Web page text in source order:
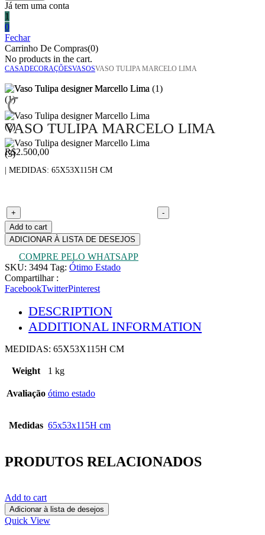
Já tem uma conta
1
0
Fechar
Carrinho De Compras(0)
No products in the cart.
CASADECORAÇÕESVASOSVASO TULIPA MARCELO LIMA
VASO TULIPA MARCELO LIMA
R$2.500,00
| MEDIDAS: 65X53X115H CM
+
-
Add to cart
ADICIONAR À LISTA DE DESEJOS
COMPRE PELO WHATSAPP
SKU: 3494 Tag: Ótimo Estado
Compartilhar :
FacebookTwitterPinterest
DESCRIPTION
ADDITIONAL INFORMATION
MEDIDAS: 65X53X115H CM
Weight 1 kg
Avaliação ótimo estado
Medidas 65x53x115H cm
PRODUTOS RELACIONADOS
Add to cart
Adicionar à lista de desejos
Quick View